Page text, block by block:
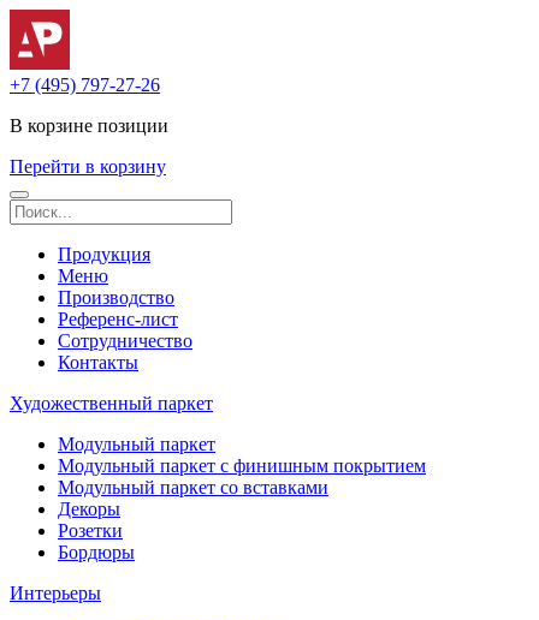
+7 (495) 797-27-26
В корзине позиции
Перейти в корзину
Продукция
Меню
Производство
Референс-лист
Сотрудничество
Контакты
Художественный паркет
Модульный паркет
Модульный паркет с финишным покрытием
Модульный паркет со вставками
Декоры
Розетки
Бордюры
Интерьеры